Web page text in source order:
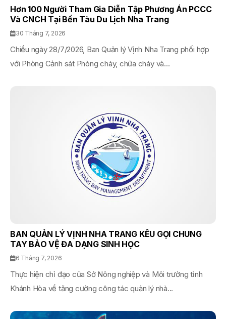
Hơn 100 Người Tham Gia Diễn Tập Phương Án PCCC
Và CNCH Tại Bến Tàu Du Lịch Nha Trang
30 Tháng 7, 2026
Chiều ngày 28/7/2026, Ban Quản lý Vịnh Nha Trang phối hợp
với Phòng Cảnh sát Phòng cháy, chữa cháy và...
BAN QUẢN LÝ VỊNH NHA TRANG KÊU GỌI CHUNG
TAY BẢO VỆ ĐA DẠNG SINH HỌC
6 Tháng 7, 2026
Thực hiện chỉ đạo của Sở Nông nghiệp và Môi trường tỉnh
Khánh Hòa về tăng cường công tác quản lý nhà...